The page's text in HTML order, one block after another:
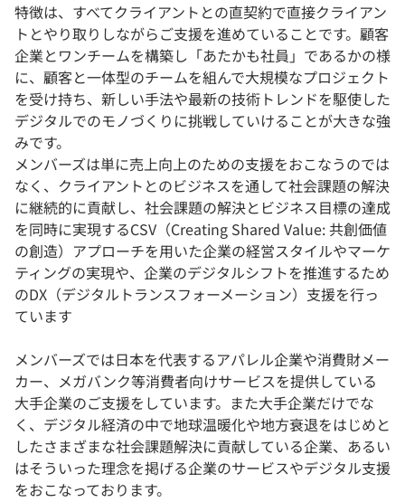
特徴は、すべてクライアントとの直契約で直接クライアン
トとやり取りしながらご支援を進めていることです。顧客
企業とワンチームを構築し「あたかも社員」であるかの様
に、顧客と一体型のチームを組んで大規模なプロジェクト
を受け持ち、新しい手法や最新の技術トレンドを駆使した
デジタルでのモノづくりに挑戦していけることが大きな強
みです。
メンバーズは単に売上向上のための支援をおこなうのでは
なく、クライアントとのビジネスを通して社会課題の解決
に継続的に貢献し、社会課題の解決とビジネス目標の達成
を同時に実現するCSV（Creating Shared Value: 共創価値
の創造）アプローチを用いた企業の経営スタイルやマーケ
ティングの実現や、企業のデジタルシフトを推進するため
のDX（デジタルトランスフォーメーション）支援を行っ
ています
メンバーズでは日本を代表するアパレル企業や消費財メー
カー、メガバンク等消費者向けサービスを提供している
大手企業のご支援をしています。また大手企業だけでな
く、デジタル経済の中で地球温暖化や地方衰退をはじめと
したさまざまな社会課題解決に貢献している企業、あるい
はそういった理念を掲げる企業のサービスやデジタル支援
をおこなっております。